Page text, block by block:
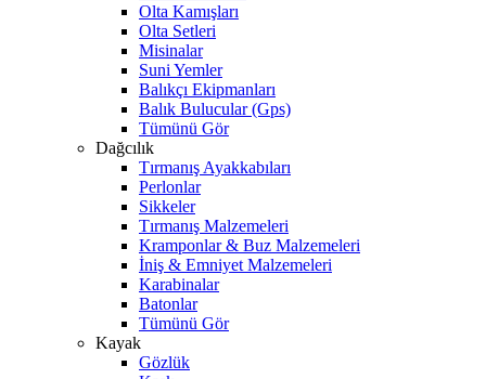
Olta Kamışları
Olta Setleri
Misinalar
Suni Yemler
Balıkçı Ekipmanları
Balık Bulucular (Gps)
Tümünü Gör
Dağcılık
Tırmanış Ayakkabıları
Perlonlar
Sikkeler
Tırmanış Malzemeleri
Kramponlar & Buz Malzemeleri
İniş & Emniyet Malzemeleri
Karabinalar
Batonlar
Tümünü Gör
Kayak
Gözlük